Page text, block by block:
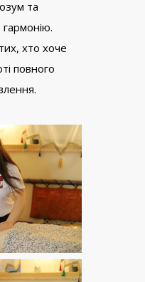
та
хто хоче
повного